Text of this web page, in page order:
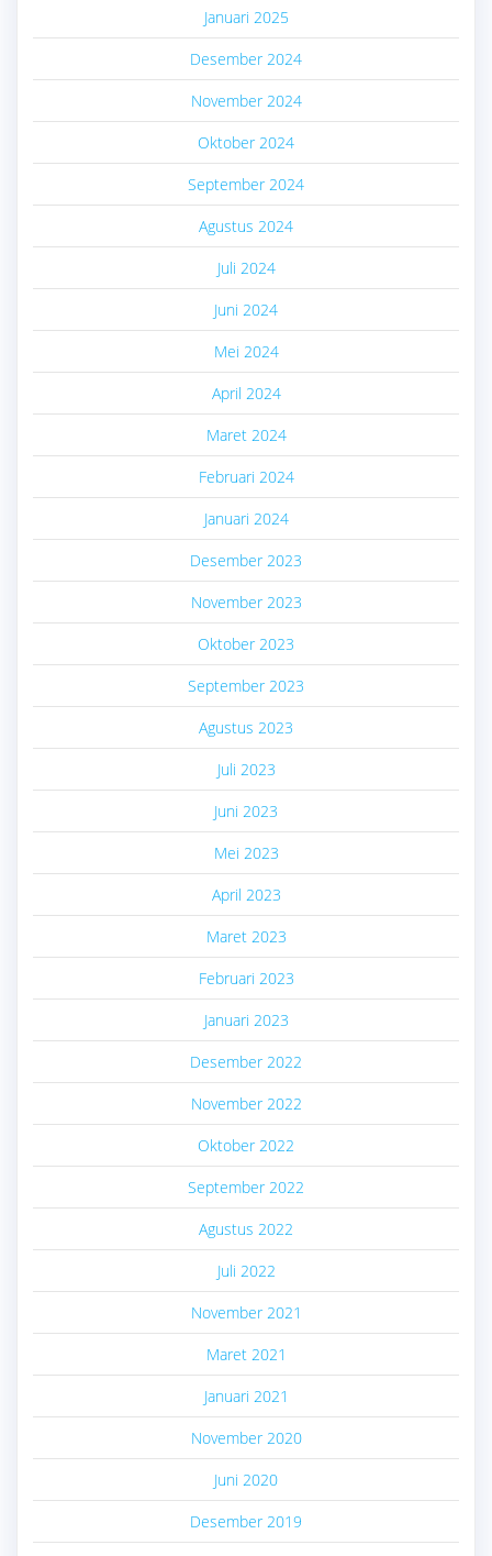
Januari 2025
Desember 2024
November 2024
Oktober 2024
September 2024
Agustus 2024
Juli 2024
Juni 2024
Mei 2024
April 2024
Maret 2024
Februari 2024
Januari 2024
Desember 2023
November 2023
Oktober 2023
September 2023
Agustus 2023
Juli 2023
Juni 2023
Mei 2023
April 2023
Maret 2023
Februari 2023
Januari 2023
Desember 2022
November 2022
Oktober 2022
September 2022
Agustus 2022
Juli 2022
November 2021
Maret 2021
Januari 2021
November 2020
Juni 2020
Desember 2019